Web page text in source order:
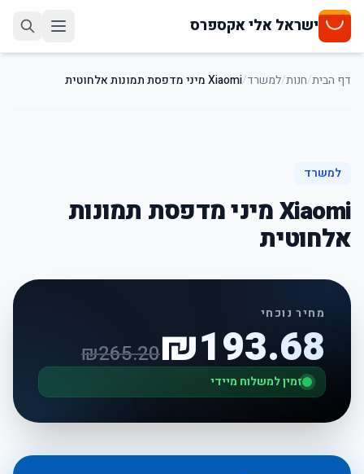
ישראל אלי אקספרס
דף הבית/חנות/למשרד/Xiaomi מיני מדפסת תמונות אלחוטית
למשרד
Xiaomi מיני מדפסת תמונות
אלחוטית
מחיר נוכחי
₪193.68
₪265.20
זמין למשלוח מיידי